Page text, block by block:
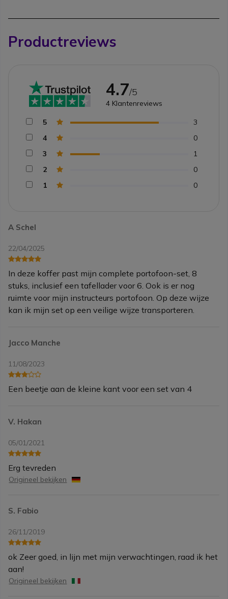
Productreviews
A Schel
22/04/2025
In deze koffer past mijn complete portofoon-set, 8
stuks, inclusief een tafellader voor 6. Ook is er nog
ruimte voor mijn instructeurs portofoon. Op deze wijze
kan ik mijn set op een veilige wijze transporteren.
Jacco Manche
11/08/2023
Een beetje aan de kleine kant voor een set van 4
V. Hakan
05/01/2021
Erg tevreden
Origineel bekijken
S. Fabio
26/11/2019
ok Zeer goed, in lijn met mijn verwachtingen, raad ik het
aan!
Origineel bekijken
4.7/5
4 Klantenreviews
5
3
4
0
3
1
2
0
1
0